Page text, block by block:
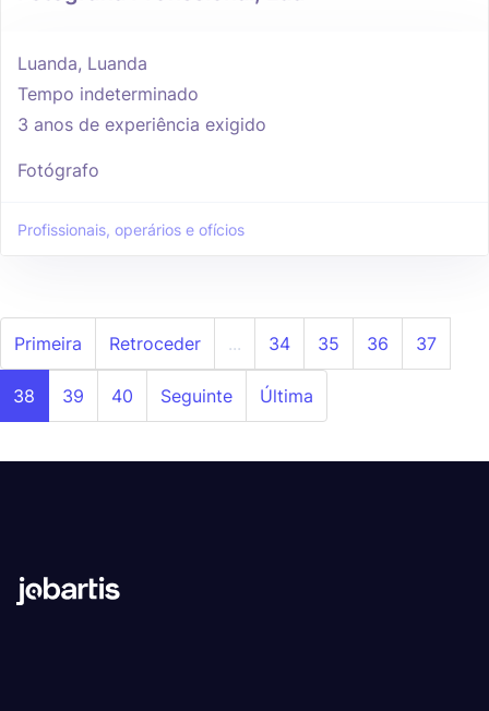
Luanda, Luanda
Tempo indeterminado
3 anos de experiência exigido
Fotógrafo
Profissionais, operários e ofícios
Primeira Retroceder ... 34 35 36 37
38 39 40 Seguinte Última